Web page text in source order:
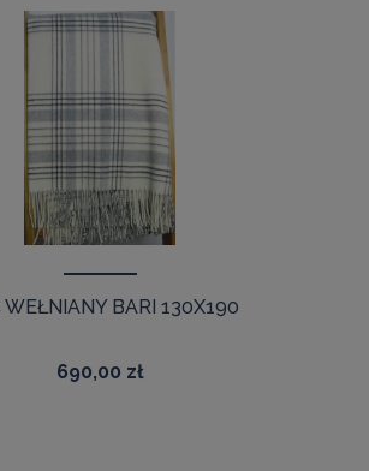
WEŁNIANY BARI 130X190
690,00 zł